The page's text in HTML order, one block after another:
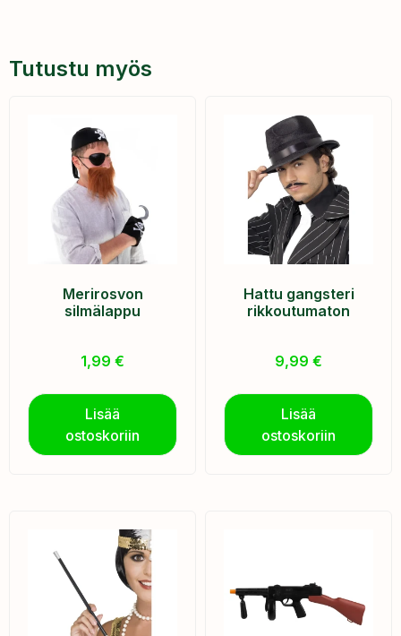
Tutustu myös
Merirosvon
silmälappu
1,99 €
Lisää
ostoskoriin
Hattu gangsteri
rikkoutumaton
9,99 €
Lisää
ostoskoriin